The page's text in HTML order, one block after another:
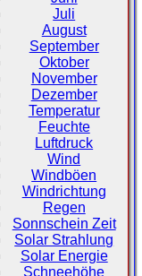
Juli
August
September
Oktober
November
Dezember
Temperatur
Feuchte
Luftdruck
Wind
Windböen
Windrichtung
Regen
Sonnschein Zeit
Solar Strahlung
Solar Energie
Schneehöhe